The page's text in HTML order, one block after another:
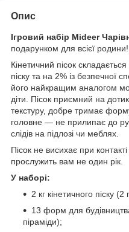
Опис
Ігровий набір Mideer
подарунком для всієї родини!
Кінетичний пісок
піску та на 2% із безпечної
його найкращим аналогом
діти. Пісок приємний на
текстуру, добре тримає
головне — не прилипає до
слідів на підлозі чи меблях.
Пісок не висихає при
прослужить вам не один рік.
У наборі:
2 кг кінетичного піску
13 форм для
піраміди);